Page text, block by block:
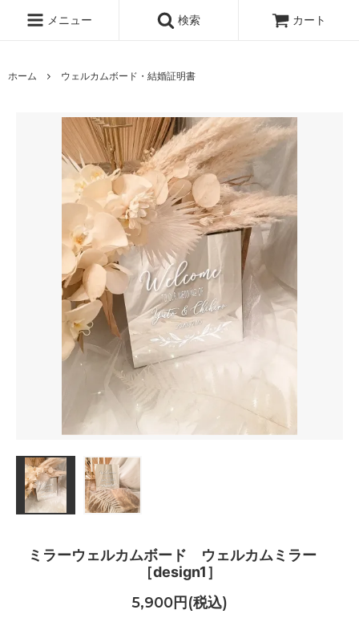
メニュー 検索 カート
ホーム ウェルカムボード・結婚証明書
ミラーウェルカムボード ウェルカムミラー
［design1］
5,900円(税込)